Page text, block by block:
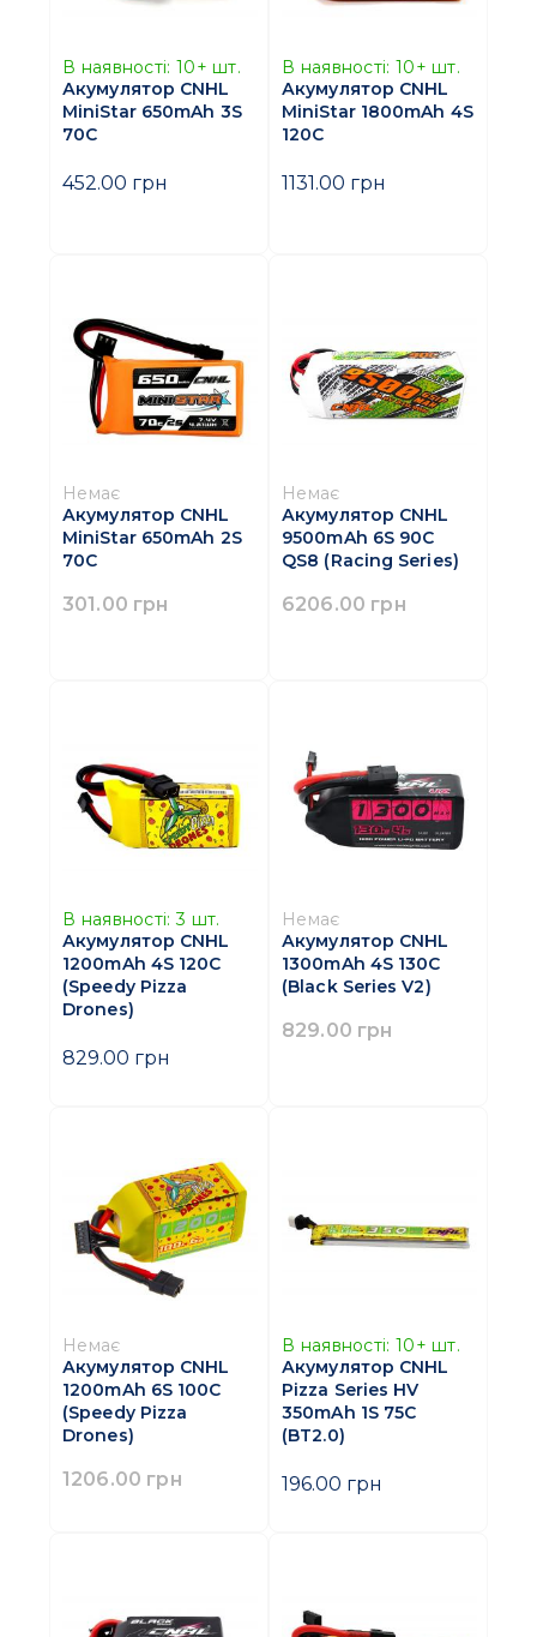
В наявності: 10+ шт.
Акумулятор CNHL
MiniStar 650mAh 3S
70C
452.00 грн
В наявності: 10+ шт.
Акумулятор CNHL
MiniStar 1800mAh 4S
120C
1131.00 грн
Немає
Акумулятор CNHL
MiniStar 650mAh 2S
70C
301.00 грн
Немає
Акумулятор CNHL
9500mAh 6S 90C
QS8 (Racing Series)
6206.00 грн
В наявності: 3 шт.
Акумулятор CNHL
1200mAh 4S 120C
(Speedy Pizza
Drones)
829.00 грн
Немає
Акумулятор CNHL
1300mAh 4S 130C
(Black Series V2)
829.00 грн
Немає
Акумулятор CNHL
1200mAh 6S 100C
(Speedy Pizza
Drones)
1206.00 грн
В наявності: 10+ шт.
Акумулятор CNHL
Pizza Series HV
350mAh 1S 75C
(BT2.0)
196.00 грн